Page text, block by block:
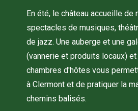
En été, le château accueille de
spectacles de musiques,
de jazz. Une auberge et une
(vannerie et produits locaux)
chambres d'hôtes vous
à Clermont et de pratiquer la
chemins balisés.